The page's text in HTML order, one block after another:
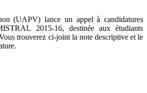
(UAPV) lance un appel à candidatures
2015-16, destinée aux étudiants
trouverez ci-joint la note descriptive et le